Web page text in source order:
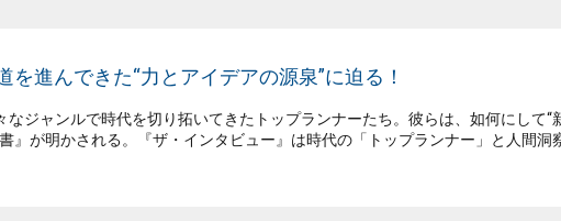
を進んできた“力とアイデアの源泉”に迫る！
ジャンルで時代を切り拓いてきたトップランナーたち。彼らは、如何にして“
』が明かされる。『ザ・インタビュー』は時代の「トップランナー」と人間洞察